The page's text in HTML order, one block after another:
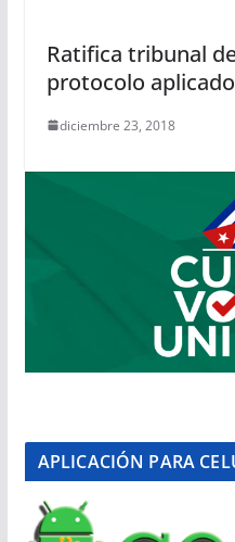
Ratifica tribunal
protocolo
diciembre 23, 2018
APLICACIÓN PARA